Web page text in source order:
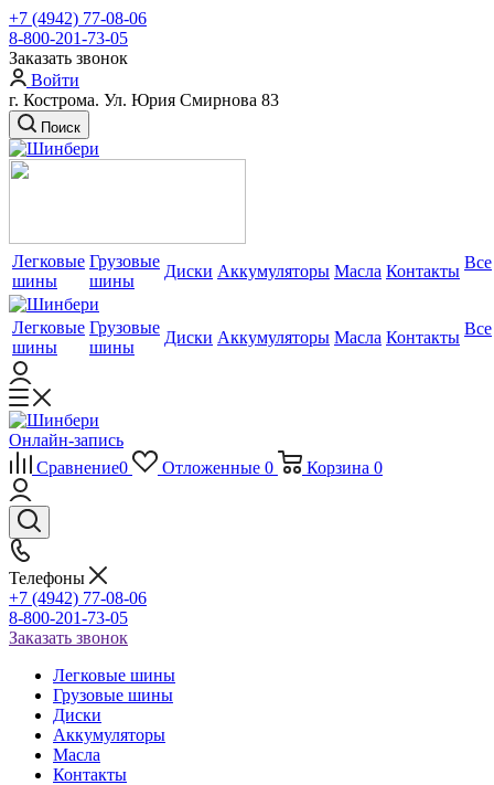
+7 (4942) 77-08-06
8-800-201-73-05
Заказать звонок
Войти
г. Кострома. Ул. Юрия Смирнова 83
Поиск
Легковые
шины
Грузовые
шины
Диски Аккумуляторы Масла Контакты Все
Легковые
шины
Грузовые
шины
Диски Аккумуляторы Масла Контакты Все
Онлайн-запись
Сравнение0 Отложенные 0 Корзина 0
Телефоны
+7 (4942) 77-08-06
8-800-201-73-05
Заказать звонок
Легковые шины
Грузовые шины
Диски
Аккумуляторы
Масла
Контакты